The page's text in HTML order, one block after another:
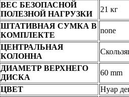
ВЕС БЕЗОПАСНОЙ
ПОЛЕЗНОЙ НАГРУЗКИ
21 кг
ШТАТИВНАЯ СУМКА В
КОМПЛЕКТЕ
none
ЦЕНТРАЛЬНАЯ
КОЛОННА
ДИАМЕТР ВЕРХНЕГО
ДИСКА
60 mm
ЦВЕТ
Нуар